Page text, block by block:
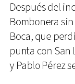
Después del
Bombonera
Boca, que
punta con San
y Pablo Pérez